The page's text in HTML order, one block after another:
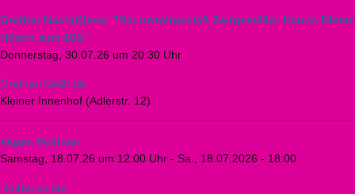
Grether Nach(t)lese: "Der unzeitgemäß Zeitgemäße- Hanns Dieter
Hüsch zum 100."
Donnerstag, 30.07.26 um 20:30 Uhr
Grether-Gelände
Kleiner Innenhof (Adlerstr. 12)
Vegan Festival
Samstag, 18.07.26 um 12:00 Uhr - Sa., 18.07.2026 - 18:00
Rathausplatz